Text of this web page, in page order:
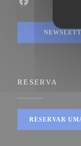
Facebook
RESERVA
RESERVAR